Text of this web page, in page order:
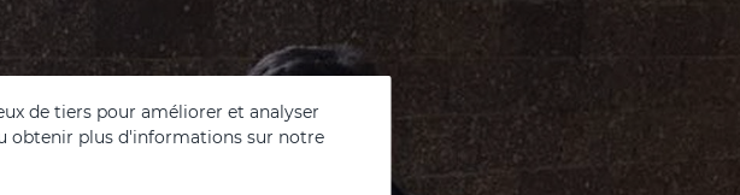
de tiers pour améliorer et analyser
obtenir plus d'informations sur notre